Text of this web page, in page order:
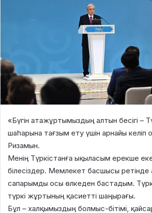
«Бүгін атажұртымыздың алтын бесігі –
шаһарына тағзым ету үшін арнайы келіп
Ризамын.
Менің Түркістанға ықыласым ерекше
білесіздер. Мемлекет басшысы ретінде
сапарымды осы өлкеден бастадым.
түркі жұртының қасиетті шаңырағы.
Бұл – халқымыздың болмыс-бітімі,